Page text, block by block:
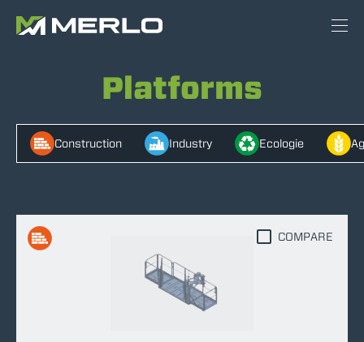
Platforms
Construction Industry Ecologie
COMPARE